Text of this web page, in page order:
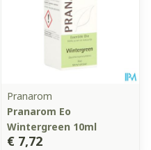
Pranarom
Pranarom Eo
Wintergreen 10ml
€ 7,72